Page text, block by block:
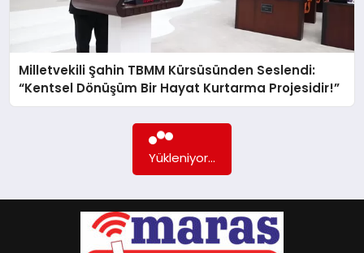
GÖKSUN
TÜRKOĞLU
Milletvekili Şahin TBMM Kürsüsünden Seslendi:
“Kentsel Dönüşüm Bir Hayat Kurtarma Projesidir!”
Yükleniyor...